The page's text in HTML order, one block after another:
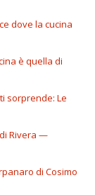
dove la cucina
è quella di
sorprende: Le
Rivera —
di Cosimo